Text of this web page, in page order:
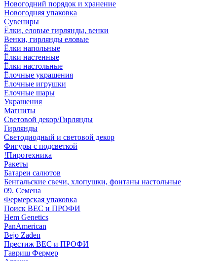
Новогодний порядок и хранение
Новогодняя упаковка
Сувениры
Ёлки, еловые гирлянды, венки
Венки, гирлянды еловые
Ёлки напольные
Ёлки настенные
Ёлки настольные
Ёлочные украшения
Ёлочные игрушки
Елочные шары
Украшения
Магниты
Световой декор/Гирлянды
Гирлянды
Светодиодный и световой декор
Фигуры с подсветкой
!Пиротехника
Ракеты
Батареи салютов
Бенгальские свечи, хлопушки, фонтаны настольные
09. Семена
Фермерская упаковка
Поиск ВЕС и ПРОФИ
Hem Genetics
PanAmerican
Bejo Zaden
Престиж ВЕС и ПРОФИ
Гавриш Фермер